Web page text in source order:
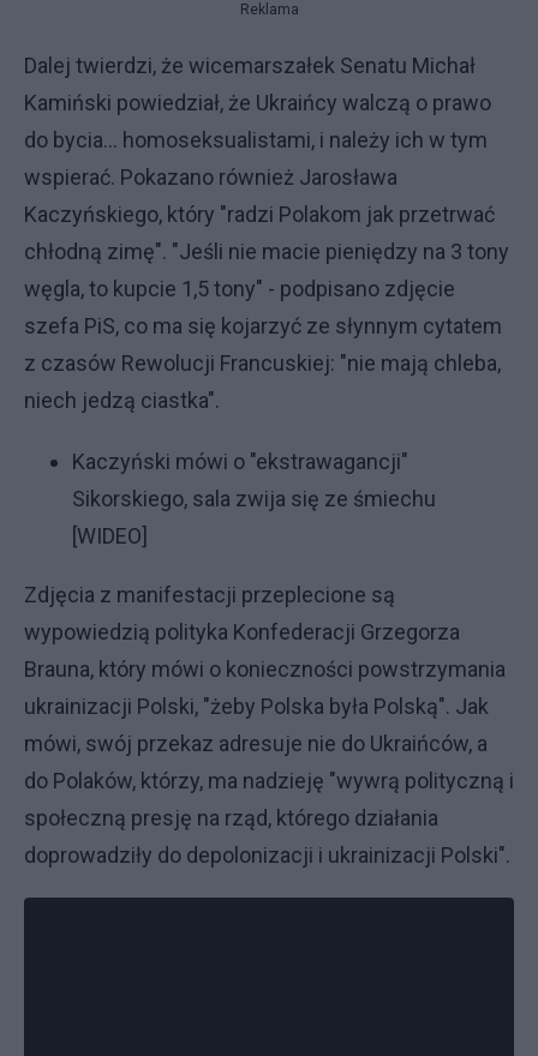
Reklama
Dalej twierdzi, że wicemarszałek Senatu Michał
Kamiński powiedział, że Ukraińcy walczą o prawo
do bycia... homoseksualistami, i należy ich w tym
wspierać. Pokazano również Jarosława
Kaczyńskiego, który "radzi Polakom jak przetrwać
chłodną zimę". "Jeśli nie macie pieniędzy na 3 tony
węgla, to kupcie 1,5 tony" - podpisano zdjęcie
szefa PiS, co ma się kojarzyć ze słynnym cytatem
z czasów Rewolucji Francuskiej: "nie mają chleba,
niech jedzą ciastka".
Kaczyński mówi o "ekstrawagancji"
Sikorskiego, sala zwija się ze śmiechu
[WIDEO]
Zdjęcia z manifestacji przeplecione są
wypowiedzią polityka Konfederacji Grzegorza
Brauna, który mówi o konieczności powstrzymania
ukrainizacji Polski, "żeby Polska była Polską". Jak
mówi, swój przekaz adresuje nie do Ukraińców, a
do Polaków, którzy, ma nadzieję "wywrą polityczną i
społeczną presję na rząd, którego działania
doprowadziły do depolonizacji i ukrainizacji Polski".